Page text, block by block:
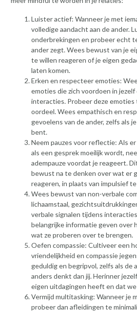
Luister actief: Wanneer je met
volledige aandacht aan de ander.
onderbrekingen en probeer echt
ander zegt. Wees bewust van je
te willen reageren of je eigen
laten komen.
Erken en respecteer emoties:
emoties die zich voordoen in
interacties. Probeer deze
oordeel. Wees empathisch en
gevoelens van de ander, zelfs als
bent.
Neem pauzes voor reflectie: Als
als een gesprek moeilijk wordt,
adempauze voordat je reageert.
bewust na te denken over wat er
reageren, in plaats van impulsief
Wees bewust van non-verbale
lichaamstaal,
verbale signalen tijdens
belangrijke informatie geven over
wat ze proberen over te brengen.
Oefen compassie: Cultiveer een
vriendelijkheid en compassie
geduldig en begripvol, zelfs als de
anders denkt dan jij. Herinner
eigen uitdagingen heeft en dat we
Vermijd multitasking: Wanneer je
probeer dan afleidingen te